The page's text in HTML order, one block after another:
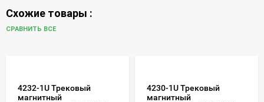
Схожие товары :
СРАВНИТЬ ВСЕ
4232-1U Трековый
магнитный
4230-1U Трековый
магнитный